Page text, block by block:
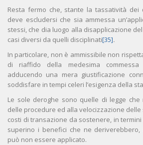
Resta fermo che, stante la tassatività dei
deve escludersi che sia ammessa
stessi, che dia luogo alla disapplicazione
casi diversi da quelli disciplinati[35].
In particolare, non è ammissibile non
di riaffido della medesima commessa
adducendo una mera giustificazione
soddisfare in tempi celeri l’esigenza della
Le sole deroghe sono quelle di legge che
delle procedure ed alla velocizzazione
costi di transazione da sostenere, in
superino i benefici che ne
può non essere applicato.